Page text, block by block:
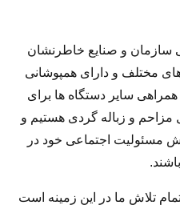
سازمان و صنایع خاطرنشان
مختلف و دارای همپوشانی
سایر دستگاه ها برای
و زباله گردی هستیم و
مسئولیت اجتماعی خود در
تلاش ما در این زمینه است